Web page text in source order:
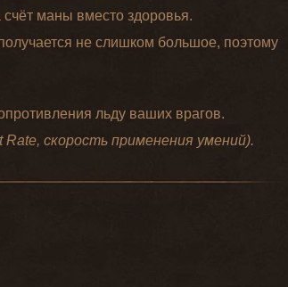
счёт маны вместо здоровья.
не слишком большое, поэтому
льду ваших врагов.
скорость применения умений).